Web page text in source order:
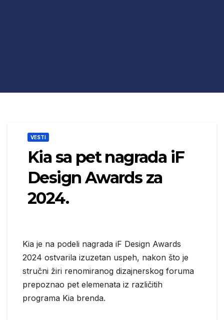
VESTI
Kia sa pet nagrada iF
Design Awards za
2024.
Kia je na podeli nagrada iF Design Awards
2024 ostvarila izuzetan uspeh, nakon što je
stručni žiri renomiranog dizajnerskog foruma
prepoznao pet elemenata iz različitih
programa Kia brenda.